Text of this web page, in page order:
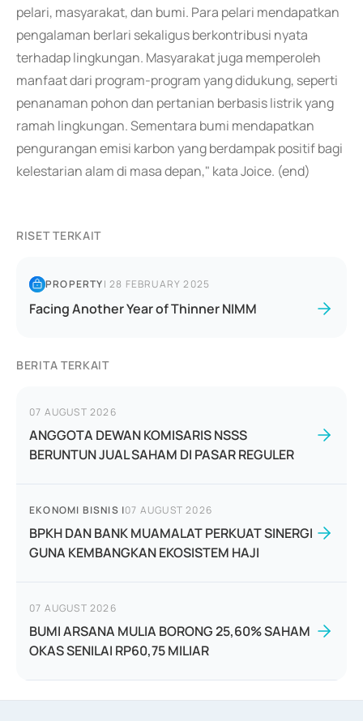
pelari, masyarakat, dan bumi. Para pelari mendapatkan
pengalaman berlari sekaligus berkontribusi nyata
terhadap lingkungan. Masyarakat juga memperoleh
manfaat dari program-program yang didukung, seperti
penanaman pohon dan pertanian berbasis listrik yang
ramah lingkungan. Sementara bumi mendapatkan
pengurangan emisi karbon yang berdampak positif bagi
kelestarian alam di masa depan," kata Joice. (end)
RISET TERKAIT
PROPERTY|28 FEBRUARY 2025
Facing Another Year of Thinner NIMM
BERITA TERKAIT
07 AUGUST 2026
ANGGOTA DEWAN KOMISARIS NSSS
BERUNTUN JUAL SAHAM DI PASAR REGULER
EKONOMI BISNIS |07 AUGUST 2026
BPKH DAN BANK MUAMALAT PERKUAT SINERGI
GUNA KEMBANGKAN EKOSISTEM HAJI
07 AUGUST 2026
BUMI ARSANA MULIA BORONG 25,60% SAHAM
OKAS SENILAI RP60,75 MILIAR